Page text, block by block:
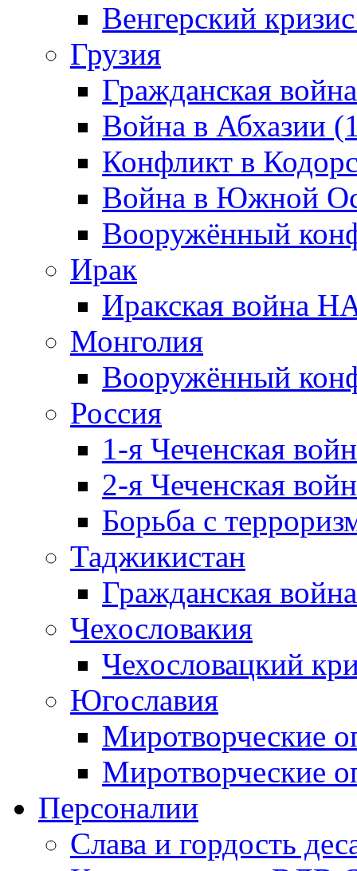
Венгерский
Грузия
Гражданская
Война в Абхазии
Конфликт в
Война в Южной
Вооружённый
Ирак
Иракская война
Монголия
Вооружённый
Россия
1-я Чеченская
2-я Чеченская
Борьба с
Таджикистан
Гражданская
Чехословакия
Чехословацкий
Югославия
Миротворческие
Миротворческие
Персоналии
Слава и гордость